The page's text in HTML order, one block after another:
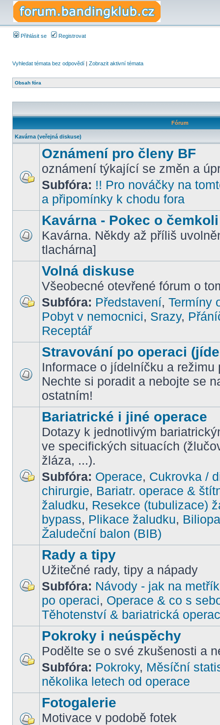
Přihlásit se Registrovat
Vyhledat témata bez odpovědí | Zobrazit aktivní témata
Obsah fóra
Fórum
Kavárna (veřejná diskuse)
Oznámení pro členy BF
oznámení týkající se změn a
Subfóra: !! Pro nováčky na
a připomínky k chodu fora
Kavárna - Pokec o čemkoli
Kavárna. Někdy až příliš
tlachárna]
Volná diskuse
Všeobecné otevřené fórum o
Subfóra: Představení, Termíny
Pobyt v nemocnici, Srazy,
Receptář
Stravování po operaci
Informace o jídelníčku a režimu
Nechte si poradit a nebojte se
ostatním!
Bariatrické i jiné operace
Dotazy k jednotlivým
ve specifických situacích
žláza, ...).
Subfóra: Operace, Cukrovka /
chirurgie, Bariatr. operace &
žaludku, Resekce (tubulizace)
bypass, Plikace žaludku,
Žaludeční balon (BIB)
Rady a tipy
Užitečné rady, tipy a nápady
Subfóra: Návody - jak na
po operaci, Operace & co s
Těhotenství & bariatrická
Pokroky i neúspěchy
Podělte se o své zkušenosti a
Subfóra: Pokroky, Měsíční
několika letech od operace
Fotogalerie
Motivace v podobě fotek